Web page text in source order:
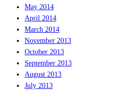
May 2014
April 2014
March 2014
November 2013
October 2013
September 2013
August 2013
July 2013